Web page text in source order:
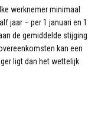
werknemer minimaal
jaar – per 1 januari en 1
de gemiddelde stijging
kan een
ligt dan het wettelijk